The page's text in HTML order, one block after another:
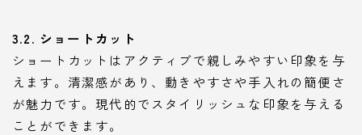
3.2. ショートカット
ショートカットはアクティブで親しみやすい印象を与
えます。清潔感があり、動きやすさや手入れの簡便さ
が魅力です。現代的でスタイリッシュな印象を与える
ことができます。